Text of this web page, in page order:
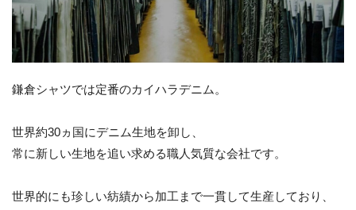
鎌倉シャツでは定番のカイハラデニム。
世界約30ヵ国にデニム生地を卸し、
常に新しい生地を追い求める職人気質な会社です。
世界的にも珍しい紡績から加工まで一貫して生産しており、